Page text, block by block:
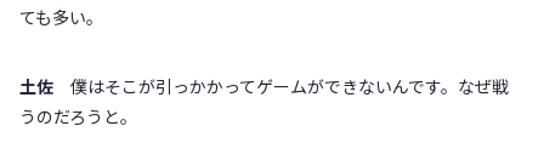
ても多い。
土佐 僕はそこが引っかかってゲームができないんです。なぜ戦
うのだろうと。